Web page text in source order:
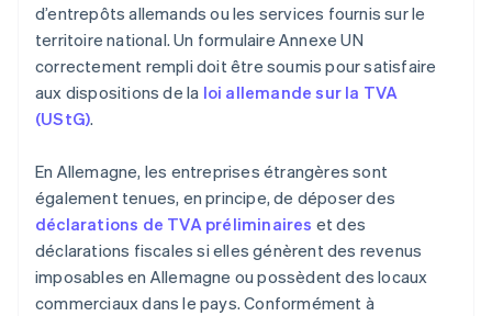
d’entrepôts allemands ou les services fournis sur le
territoire national. Un formulaire Annexe UN
correctement rempli doit être soumis pour satisfaire
aux dispositions de la loi allemande sur la TVA
(UStG).
En Allemagne, les entreprises étrangères sont
également tenues, en principe, de déposer des
déclarations de TVA préliminaires et des
déclarations fiscales si elles génèrent des revenus
imposables en Allemagne ou possèdent des locaux
commerciaux dans le pays. Conformément à